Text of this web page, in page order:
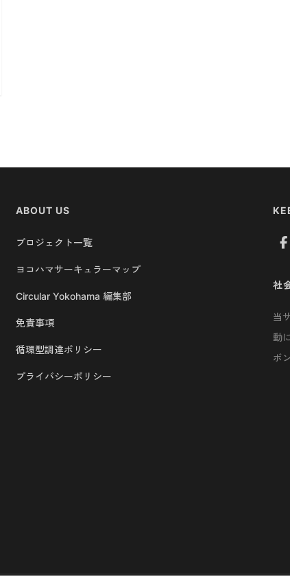
ABOUT US
プロジェクト一覧
ヨコハマサーキュラーマップ
Circular Yokohama 編集部
免責事項
循環型調達ポリシー
プライバシーポリシー
社
当
動
ボ